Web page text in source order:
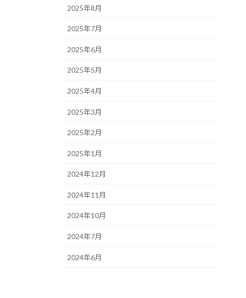
2025年8月
2025年7月
2025年6月
2025年5月
2025年4月
2025年3月
2025年2月
2025年1月
2024年12月
2024年11月
2024年10月
2024年7月
2024年6月